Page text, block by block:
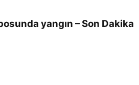
yangın – Son Dakika